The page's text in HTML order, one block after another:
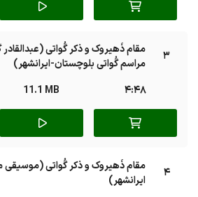
3
مقام ذَهیروک و ذکر گُواتی
مراسم گُواتی بلوچستان-ایرانشهر)
4:48
11.1 MB
4
مقام ذَهیروک و ذکر گُواتی (موسیقی
ایرانشهر)